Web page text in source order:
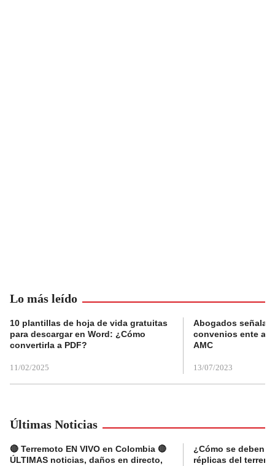
Lo más leído
10 plantillas de hoja de vida gratuitas
para descargar en Word: ¿Cómo
convertirla a PDF?
11/02/2025
Abogados
convenios ente
AMC
13/07/2023
Últimas Noticias
🔴 Terremoto EN VIVO en Colombia 🔴
ÚLTIMAS noticias, daños en directo,
¿Cómo se deben
réplicas del